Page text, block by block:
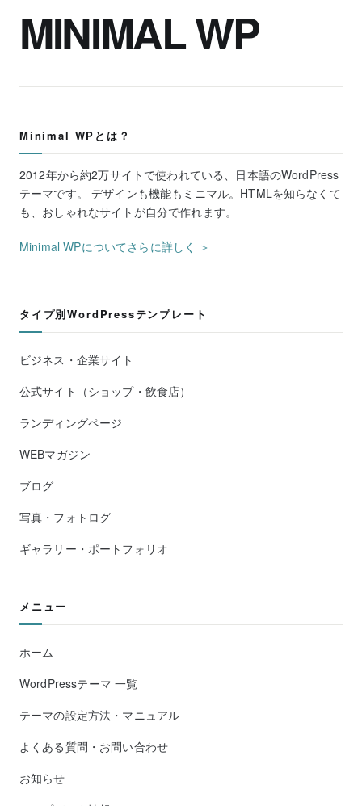
MINIMAL WP
Minimal WPとは？
2012年から約2万サイトで使われている、日本語のWordPress
テーマです。 デザインも機能もミニマル。HTMLを知らなくて
も、おしゃれなサイトが自分で作れます。
Minimal WPについてさらに詳しく ＞
タイプ別WordPressテンプレート
ビジネス・企業サイト
公式サイト（ショップ・飲食店）
ランディングページ
WEBマガジン
ブログ
写真・フォトログ
ギャラリー・ポートフォリオ
メニュー
ホーム
WordPressテーマ 一覧
テーマの設定方法・マニュアル
よくある質問・お問い合わせ
お知らせ